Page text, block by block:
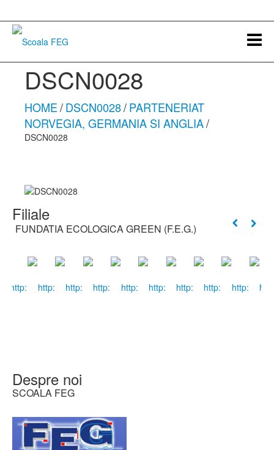
DSCN0028
HOME/DSCN0028/PARTENERIAT
NORVEGIA, GERMANIA SI ANGLIA/
DSCN0028
Filiale
FUNDATIA ECOLOGICA GREEN (F.E.G.)
Despre noi
SCOALA FEG